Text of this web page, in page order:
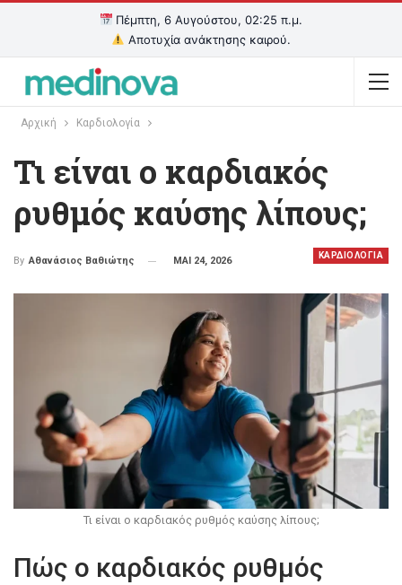
Πέμπτη, 6 Αυγούστου, 02:25 π.μ.
Αποτυχία ανάκτησης καιρού.
Αρχική Καρδιολογία
Τι είναι ο καρδιακός
ρυθμός καύσης λίπους;
ΚΑΡΔΙΟΛΟΓΙΑ
By Αθανάσιος Βαθιώτης ΜΑΙ 24, 2026
Τι είναι ο καρδιακός ρυθμός καύσης λίπους;
Πώς ο καρδιακός ρυθμός